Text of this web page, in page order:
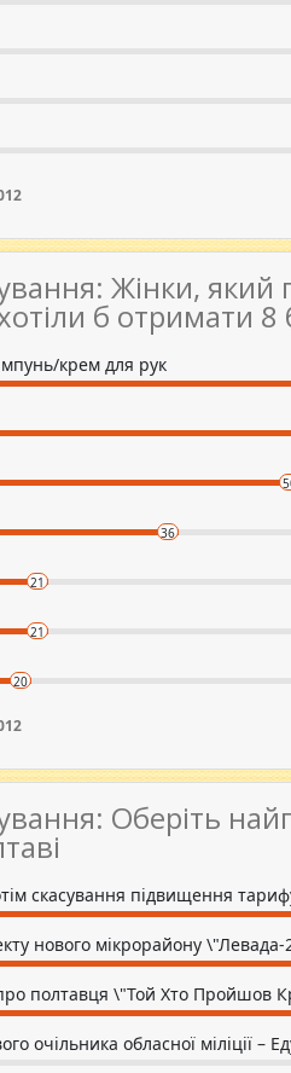
Жінки, який
б отримати 8
крем для рук
36
21
21
20
Оберіть
скасування підвищення
нового мікрорайону \"Левада-
полтавця \"Той Хто Пройшов
очільника обласної міліції –